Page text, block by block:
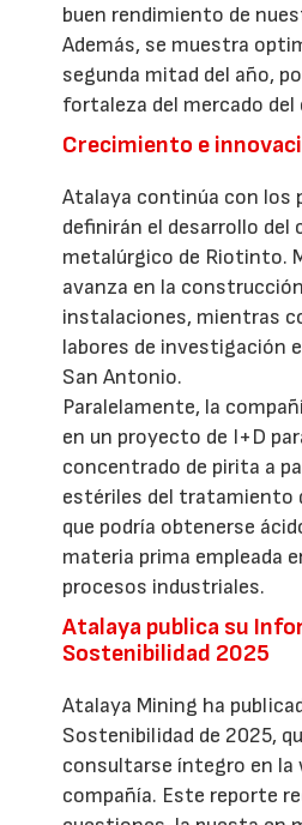
buen rendimiento de
Además, se muestra
segunda mitad del año,
fortaleza del mercado del
Crecimiento e
Atalaya continúa con los
definirán el desarrollo del
metalúrgico de Riotinto.
avanza en la
instalaciones, mientras
labores de investigación
San Antonio.
Paralelamente, la
en un proyecto de I+D
concentrado de pirita a
estériles del tratamiento
que podría obtenerse
materia prima empleada
procesos industriales.
Atalaya publica su
Sostenibilidad 2025
Atalaya Mining ha
Sostenibilidad de 2025,
consultarse íntegro en la
compañía. Este reporte